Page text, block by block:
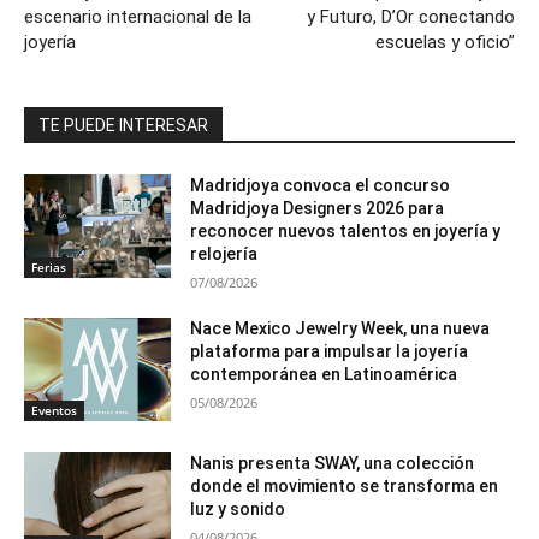
escenario internacional de la
joyería
y Futuro, D’Or conectando
escuelas y oficio”
TE PUEDE INTERESAR
Ferias
Madridjoya convoca el concurso
Madridjoya Designers 2026 para
reconocer nuevos talentos en joyería y
relojería
07/08/2026
Eventos
Nace Mexico Jewelry Week, una nueva
plataforma para impulsar la joyería
contemporánea en Latinoamérica
05/08/2026
Nanis presenta SWAY, una colección
donde el movimiento se transforma en
luz y sonido